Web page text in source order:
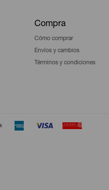
Compra
Cómo comprar
Envíos y cambios
Términos y condiciones